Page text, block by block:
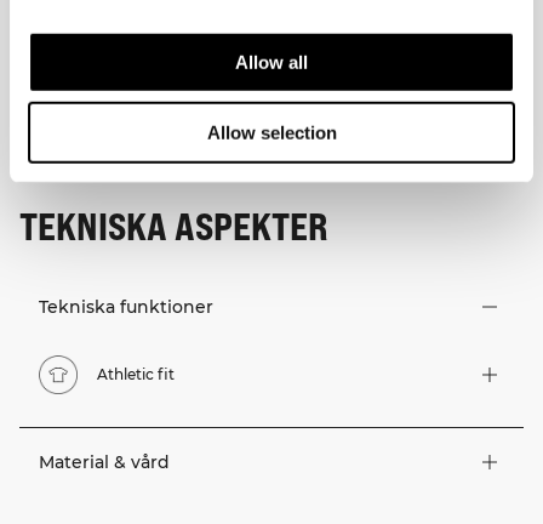
Allow all
Allow selection
TEKNISKA ASPEKTER
Tekniska funktioner
Athletic fit
Material & vård